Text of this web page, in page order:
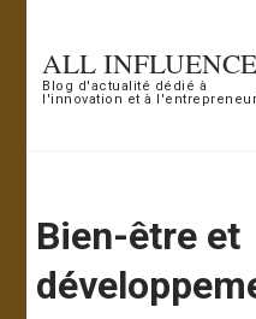
contenu
(Pressez
ALL
Blog d'actualité dédié à
l'innovation et à
Bien-être et